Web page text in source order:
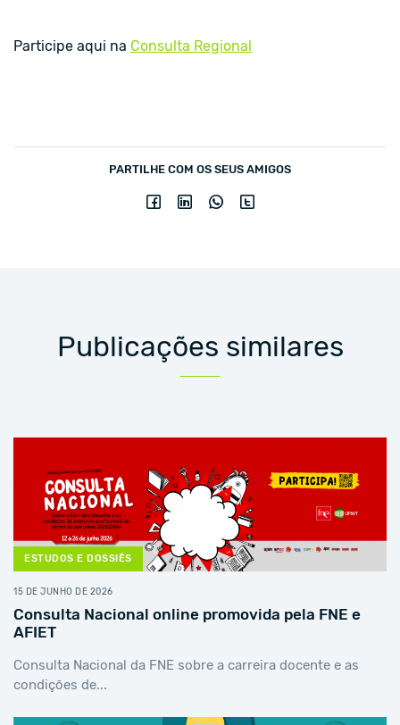
Participe aqui na Consulta Regional
PARTILHE COM OS SEUS AMIGOS
Publicações similares
ESTUDOS E DOSSIÊS
15 DE JUNHO DE 2026
Consulta Nacional online promovida pela FNE e
AFIET
Consulta Nacional da FNE sobre a carreira docente e as
condições de...